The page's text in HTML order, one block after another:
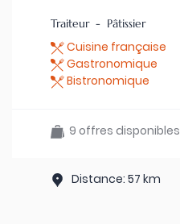
Traiteur - Pâtissier
Cuisine française
Gastronomique
Bistronomique
9 offres disponibles
Distance: 57 km